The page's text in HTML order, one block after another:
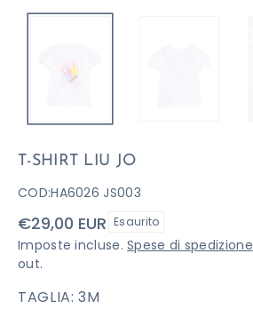
T-SHIRT LIU JO
COD:HA6026 JS003
Prezzo
di
listino
€29,00 EUR Esaurito
Imposte incluse.Spese di spedizione
out.
TAGLIA:3M